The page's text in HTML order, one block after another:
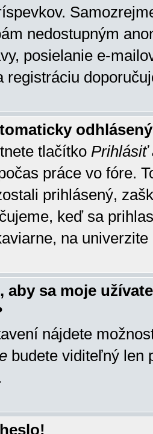
nedostupným
posielanie e-
registráciu
tlačítko Prihlásiť
práce vo fóre.
prihlásený,
keď sa
na univerzite
aby sa moje
nájdete
budete viditeľný len